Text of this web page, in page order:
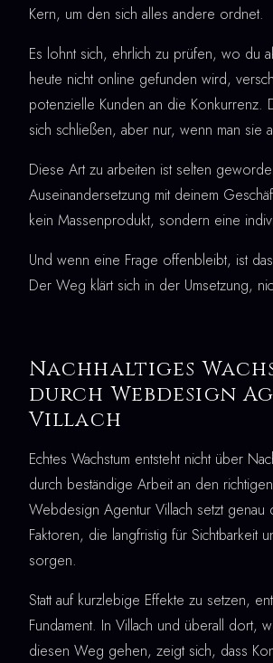
Kern, um den sich alles andere ordnet.
Es lohnt sich, ehrlich zu prüfen, wo du
heute nicht online gefunden wird,
potenzielle Kunden an die Konkurrenz.
sich schließen, aber nur, wenn man sie
Diese Art zu arbeiten ist selten
Auseinandersetzung mit deinem
kein Massenprodukt, sondern eine
Und wenn eine Frage offenbleibt, ist
Der Weg klärt sich in der Umsetzung,
Nachhaltiges
durch Webdesign
Villach
Echtes Wachstum entsteht nicht über
durch beständige Arbeit an den
Webdesign Agentur Villach setzt
Faktoren, die langfristig für Sichtbarkeit
sorgen.
Statt auf kurzlebige Effekte zu setzen,
Fundament. In Villach und überall dort,
diesen Weg gehen, zeigt sich, dass